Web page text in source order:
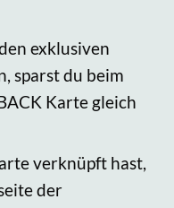
exklusiven
sparst du beim
Karte gleich
verknüpft hast,
der